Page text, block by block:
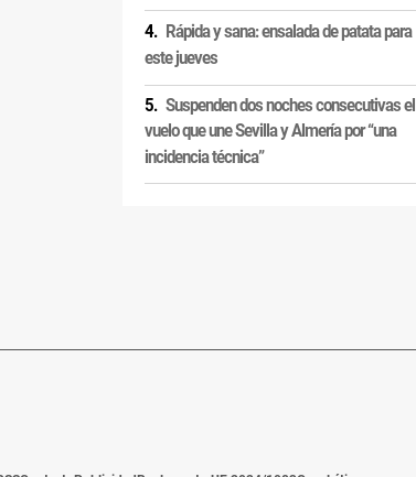
Rápida y sana: ensalada de patata para
este jueves
Suspenden dos noches consecutivas el
vuelo que une Sevilla y Almería por “una
incidencia técnica”